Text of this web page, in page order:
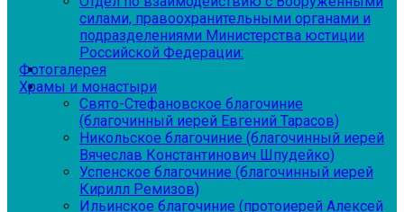
силами, правоохранительными органами и
подразделениями Министерства юстиции
Российской Федерации:
Фотогалерея
Храмы и монастыри
Свято-Стефановское благочиние
(благочинный иерей Евгений Тарасов)
Никольское благочиние (благочинный иерей
Вячеслав Константинович Шпудейко)
Успенское благочиние (благочинный иерей
Кирилл Ремизов)
Ильинское благочиние (протоиерей Алексей